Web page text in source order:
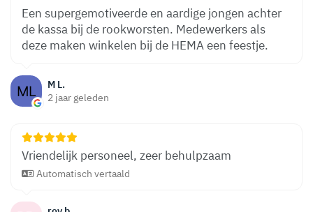
M L.
2 jaar geleden
Een supergemotiveerde en aardige jongen achter
de kassa bij de rookworsten. Medewerkers als
deze maken winkelen bij de HEMA een feestje.
Vriendelijk personeel, zeer behulpzaam
Automatisch vertaald